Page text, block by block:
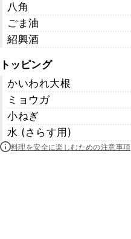
八角
ごま油
紹興酒
トッピング
かいわれ大根
ミョウガ
小ねぎ
水 (さらす用)
料理を安全に楽しむための注意事項